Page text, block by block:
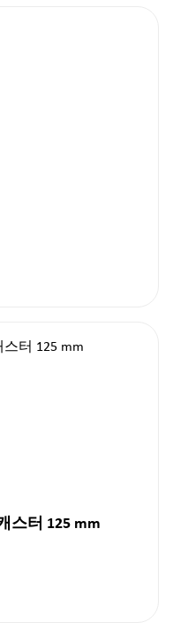
토탈락 장치가 있는 회전식 캐스터 125 mm